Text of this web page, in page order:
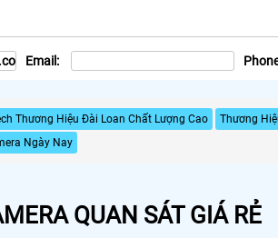
Email:
Thương Hiệu Đài Loan Chất Lượng Cao Thương
Ngày Nay
QUAN SÁT GIÁ RẺ